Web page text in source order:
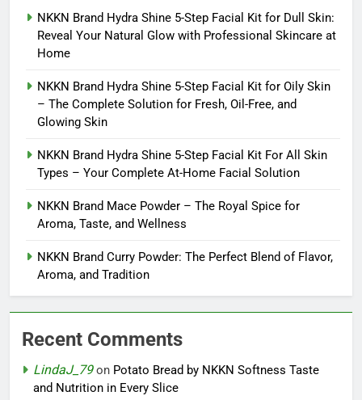
NKKN Brand Hydra Shine 5-Step Facial Kit for Dull Skin:
Reveal Your Natural Glow with Professional Skincare at
Home
NKKN Brand Hydra Shine 5-Step Facial Kit for Oily Skin
– The Complete Solution for Fresh, Oil-Free, and
Glowing Skin
NKKN Brand Hydra Shine 5-Step Facial Kit For All Skin
Types – Your Complete At-Home Facial Solution
NKKN Brand Mace Powder – The Royal Spice for
Aroma, Taste, and Wellness
NKKN Brand Curry Powder: The Perfect Blend of Flavor,
Aroma, and Tradition
Recent Comments
LindaJ_79on Potato Bread by NKKN Softness Taste
and Nutrition in Every Slice